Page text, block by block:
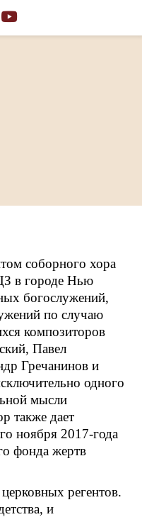
соборного хора
в городе Нью
богослужений,
по случаю
композиторов
Павел
Гречанинов и
одного
мысли
также дает
ноября 2017-года
фонда жертв
регентов.
и